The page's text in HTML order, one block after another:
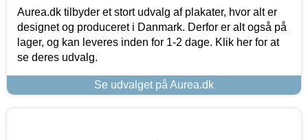
Aurea.dk tilbyder et stort udvalg af plakater, hvor alt er
designet og produceret i Danmark. Derfor er alt også på
lager, og kan leveres inden for 1-2 dage. Klik her for at
se deres udvalg.
Se udvalget på Aurea.dk